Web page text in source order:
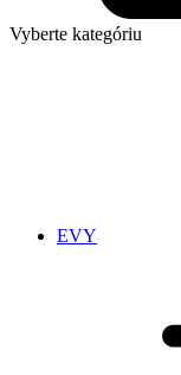
Vyberte kategóriu
EVY